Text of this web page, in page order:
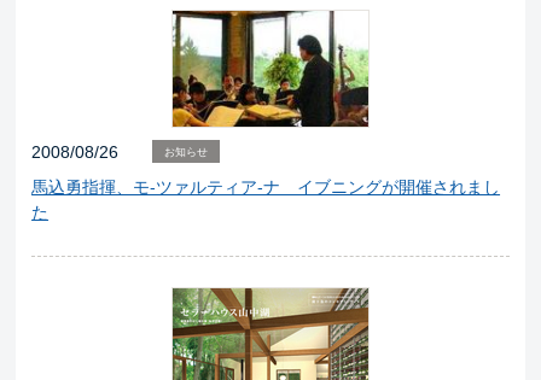
2008/08/26 お知らせ
馬込勇指揮、モ-ツァルティア-ナ イブニングが開催されまし
た